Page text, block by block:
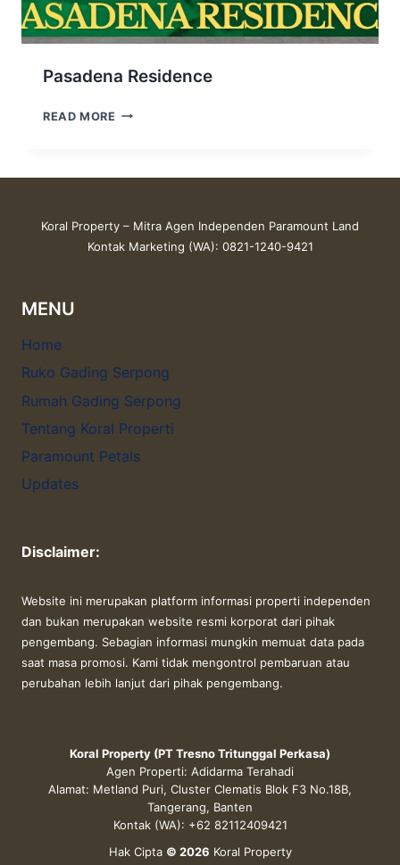
Pasadena Residence
READ MORE PASADENA
Koral Property – Mitra Agen Independen Paramount Land
Kontak Marketing (WA): 0821-1240-9421
MENU
Home
Ruko Gading Serpong
Rumah Gading Serpong
Tentang Koral Properti
Paramount Petals
Updates
Disclaimer:
Website ini merupakan platform informasi properti independen
dan bukan merupakan website resmi korporat dari pihak
pengembang. Sebagian informasi mungkin memuat data pada
saat masa promosi. Kami tidak mengontrol pembaruan atau
perubahan lebih lanjut dari pihak pengembang.
Koral Property (PT Tresno Tritunggal Perkasa)
Agen Properti: Adidarma Terahadi
Alamat: Metland Puri, Cluster Clematis Blok F3 No.18B,
Tangerang, Banten
Kontak (WA): +62 82112409421
Hak Cipta © 2026 Koral Property